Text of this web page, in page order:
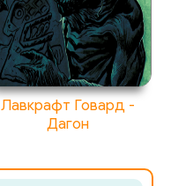
Лавкрафт Говард -
Дагон